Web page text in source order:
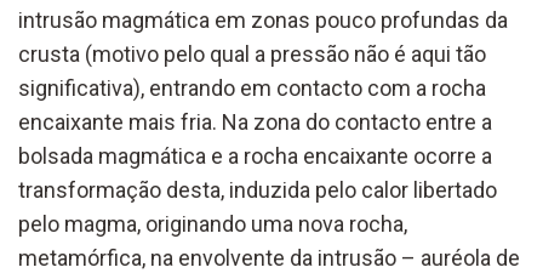
intrusão magmática em zonas pouco profundas da
crusta (motivo pelo qual a pressão não é aqui tão
significativa), entrando em contacto com a rocha
encaixante mais fria. Na zona do contacto entre a
bolsada magmática e a rocha encaixante ocorre a
transformação desta, induzida pelo calor libertado
pelo magma, originando uma nova rocha,
metamórfica, na envolvente da intrusão – auréola de